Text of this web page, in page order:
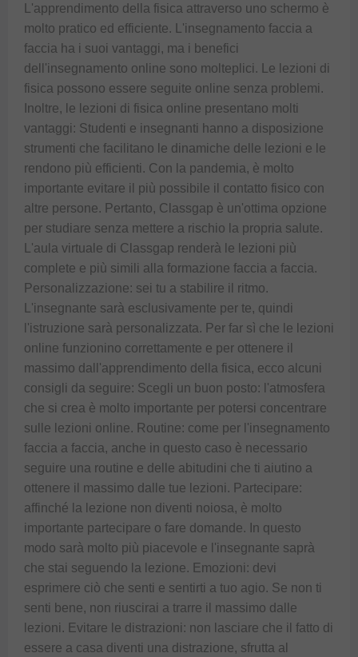
L'apprendimento della fisica attraverso uno schermo è
molto pratico ed efficiente. L'insegnamento faccia a
faccia ha i suoi vantaggi, ma i benefici
dell'insegnamento online sono molteplici. Le lezioni di
fisica possono essere seguite online senza problemi.
Inoltre, le lezioni di fisica online presentano molti
vantaggi: Studenti e insegnanti hanno a disposizione
strumenti che facilitano le dinamiche delle lezioni e le
rendono più efficienti. Con la pandemia, è molto
importante evitare il più possibile il contatto fisico con
altre persone. Pertanto, Classgap è un'ottima opzione
per studiare senza mettere a rischio la propria salute.
L'aula virtuale di Classgap renderà le lezioni più
complete e più simili alla formazione faccia a faccia.
Personalizzazione: sei tu a stabilire il ritmo.
L'insegnante sarà esclusivamente per te, quindi
l'istruzione sarà personalizzata. Per far sì che le lezioni
online funzionino correttamente e per ottenere il
massimo dall'apprendimento della fisica, ecco alcuni
consigli da seguire: Scegli un buon posto: l'atmosfera
che si crea è molto importante per potersi concentrare
sulle lezioni online. Routine: come per l'insegnamento
faccia a faccia, anche in questo caso è necessario
seguire una routine e delle abitudini che ti aiutino a
ottenere il massimo dalle tue lezioni. Partecipare:
affinché la lezione non diventi noiosa, è molto
importante partecipare o fare domande. In questo
modo sarà molto più piacevole e l'insegnante saprà
che stai seguendo la lezione. Emozioni: devi
esprimere ciò che senti e sentirti a tuo agio. Se non ti
senti bene, non riuscirai a trarre il massimo dalle
lezioni. Evitare le distrazioni: non lasciare che il fatto di
essere a casa diventi una distrazione, sfrutta al